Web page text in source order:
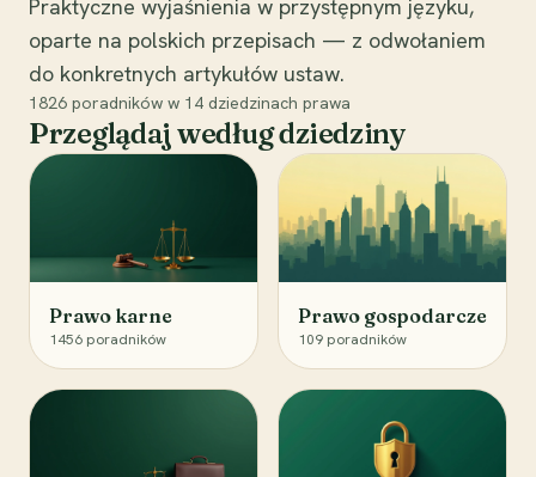
Praktyczne wyjaśnienia w przystępnym języku,
oparte na polskich przepisach — z odwołaniem
do konkretnych artykułów ustaw.
1826 poradników w 14 dziedzinach prawa
Przeglądaj według dziedziny
Prawo karne
1456 poradników
Prawo gospodarcze
109 poradników